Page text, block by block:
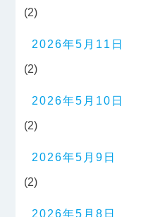
(2)
2026年5月11日
(2)
2026年5月10日
(2)
2026年5月9日
(2)
2026年5月8日